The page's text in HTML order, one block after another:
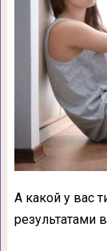
А какой у вас
результатами